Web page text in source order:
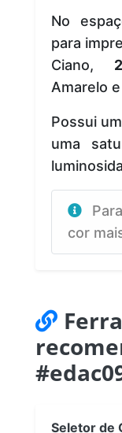
No
para
Ciano,
Amarelo e
Possui
uma
cor
Seletor de